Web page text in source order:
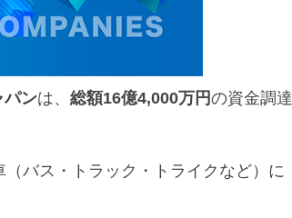
パンは、 総額16億4,000万円の資金調達
バス・トラック・トライクなど）に